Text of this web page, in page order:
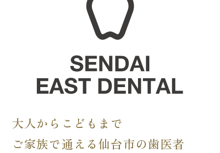
大人からこどもまで
ご家族で通える仙台市の歯医者